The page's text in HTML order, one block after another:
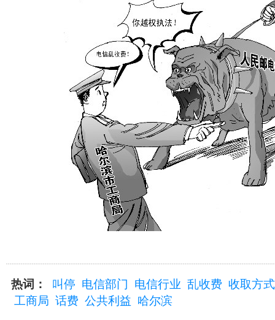
热词： 叫停 电信部门 电信行业 乱收费 收取方式
工商局 话费 公共利益 哈尔滨